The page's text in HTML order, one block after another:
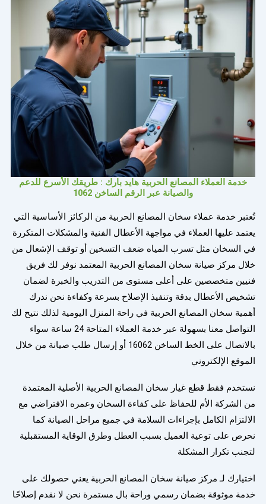
خدمة العملاء المصانع الحربية هايد بارك : طريقك الأسرع للدعم
والصيانة عبر الرقم الساخن 1062
تُعتبر خدمة عملاء سخان المصانع الحربية من الركائز الأساسية التي
يعتمد عليها العملاء في مواجهة الأعطال الفنية والمشكلات المتكررة
في السخان مثل تسرب المياه ضعف التسخين أو توقف الإشعال من
خلال مركز صيانة سخان المصانع الحربية المعتمد نوفر لك فريق
فنيين متخصصين على أعلى مستوى من التدريب والخبرة لضمان
تشخيص الأعطال بدقة وتنفيذ الإصلاح بسرعة وكفاءة نحن ندرك
أهمية سخان المصانع الحربية في راحة المنزل اليومية لذلك نتيح لك
التواصل معنا بسهولة عبر خدمة العملاء المتاحة 24 ساعة سواء
بالاتصال على الخط الساخن 16062 أو إرسال طلب صيانة من خلال
الموقع الإلكتروني
نستخدم فقط قطع غيار سخان المصانع الحربية الأصلية المعتمدة
من الشركة الأم للحفاظ على كفاءة السخان وعمره الافتراضي مع
الالتزام الكامل بإجراءات السلامة في جميع مراحل الصيانة كما
نحرص على توعية العميل بسبب العطل وطرق الوقاية المستقبلية
لتجنب تكرار المشكلة
اختيارك لـ مركز صيانة سخان المصانع الحربية يعني حصولك على
خدمة موثوقة بضمان رسمي وراحة بال مستمرة نحن لا نقدم إصلاحًا